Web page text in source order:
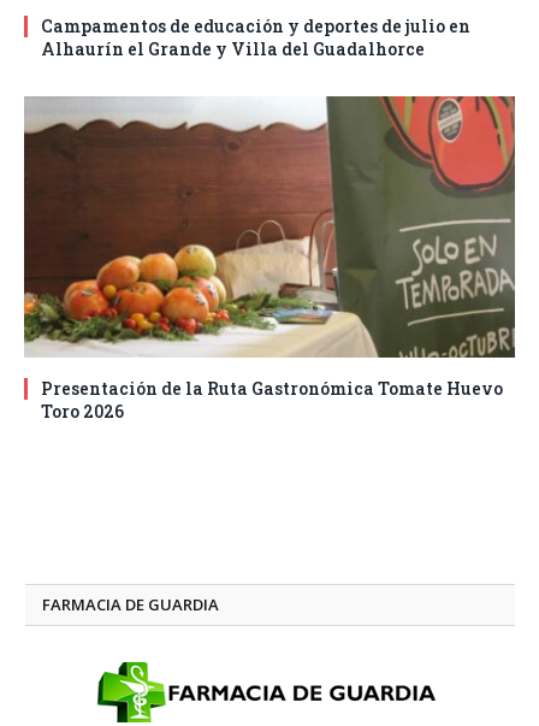
Campamentos de educación y deportes de julio en
Alhaurín el Grande y Villa del Guadalhorce
Presentación de la Ruta Gastronómica Tomate Huevo
Toro 2026
FARMACIA DE GUARDIA